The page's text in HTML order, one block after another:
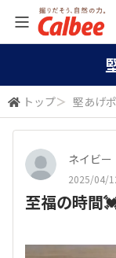
トップ＞ 堅あげ
ネイビー
2025/04/
至福の時間